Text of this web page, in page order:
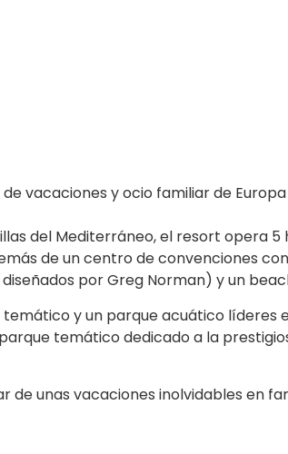
vacaciones y ocio familiar de
del Mediterráneo, el resort opera
de un centro de convenciones
por Greg Norman) y un
y un parque acuático líderes
temático dedicado a la
unas vacaciones inolvidables en